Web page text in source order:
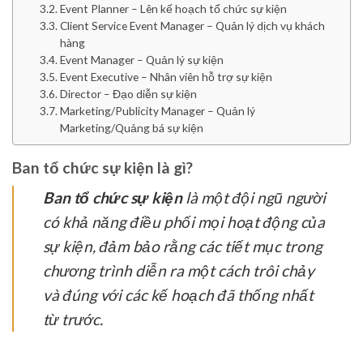
Event Planner – Lên kế hoạch tổ chức sự kiện
Client Service Event Manager – Quản lý dịch vụ khách
hàng
Event Manager – Quản lý sự kiện
Event Executive – Nhân viên hỗ trợ sự kiện
Director – Đạo diễn sự kiện
Marketing/Publicity Manager – Quản lý
Marketing/Quảng bá sự kiện
Ban tổ chức sự kiện là gì?
Ban tổ chức sự kiệnlà một đội ngũ người
có khả năng điều phối mọi hoạt động của
sự kiện, đảm bảo rằng các tiết mục trong
chương trình diễn ra một cách trôi chảy
và đúng với các kế hoạch đã thống nhất
từ trước.